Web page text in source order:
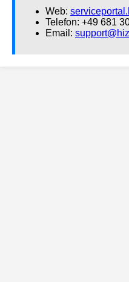
Web:
Telefon: +49 681
Email: